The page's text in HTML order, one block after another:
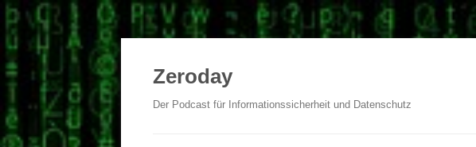
Zeroday
Der Podcast für Informationssicherheit und Datenschutz